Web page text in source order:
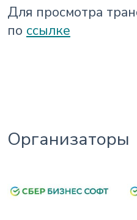
Для просмотра
по ссылке
Организаторы